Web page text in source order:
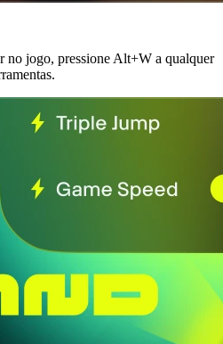
no jogo, pressione Alt+W a qualquer